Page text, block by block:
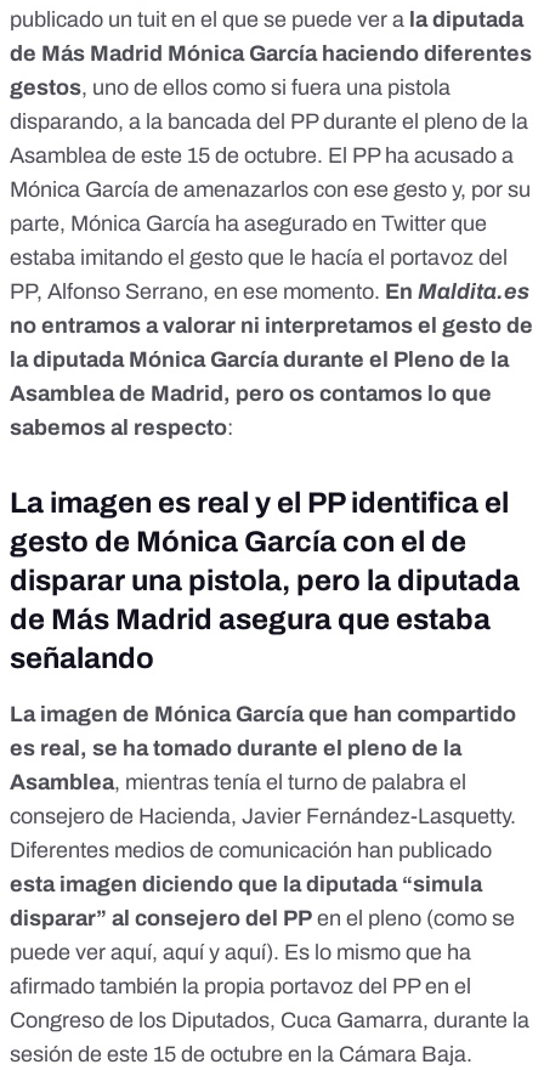
publicado un tuit en el que se puede ver a la diputada
de Más Madrid Mónica García haciendo diferentes
gestos, uno de ellos como si fuera una pistola
disparando, a la bancada del PP durante el pleno de la
Asamblea de este 15 de octubre. El PP ha acusado a
Mónica García de amenazarlos con ese gesto y, por su
parte, Mónica García ha asegurado en Twitter que
estaba imitando el gesto que le hacía el portavoz del
PP, Alfonso Serrano, en ese momento. En Maldita.es
no entramos a valorar ni interpretamos el gesto de
la diputada Mónica García durante el Pleno de la
Asamblea de Madrid, pero os contamos lo que
sabemos al respecto:
La imagen es real y el PP identifica el
gesto de Mónica García con el de
disparar una pistola, pero la diputada
de Más Madrid asegura que estaba
señalando
La imagen de Mónica García que han compartido
es real, se ha tomado durante el pleno de la
Asamblea, mientras tenía el turno de palabra el
consejero de Hacienda, Javier Fernández-Lasquetty.
Diferentes medios de comunicación han publicado
esta imagen diciendo que la diputada “simula
disparar” al consejero del PP en el pleno (como se
puede ver aquí, aquíy aquí). Es lo mismo que ha
afirmado también la propia portavoz del PP en el
Congreso de los Diputados, Cuca Gamarra, durante la
sesión de este 15 de octubre en la Cámara Baja.